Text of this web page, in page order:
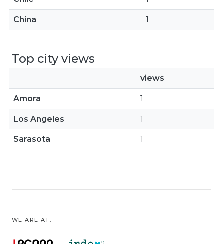
China 1
Top city views
views
Amora 1
Los Angeles 1
Sarasota 1
WE ARE AT: